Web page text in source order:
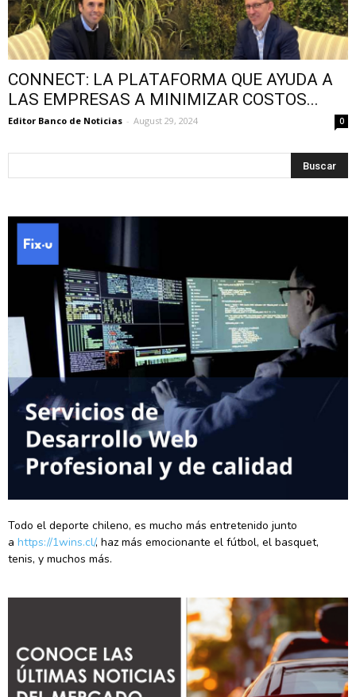
CONNECT: LA PLATAFORMA QUE AYUDA A
LAS EMPRESAS A MINIMIZAR COSTOS...
Editor Banco de Noticias - August 29, 2024 0
Todo el deporte chileno, es mucho más entretenido junto
a https://1wins.cl/, haz más emocionante el fútbol, el basquet,
tenis, y muchos más.